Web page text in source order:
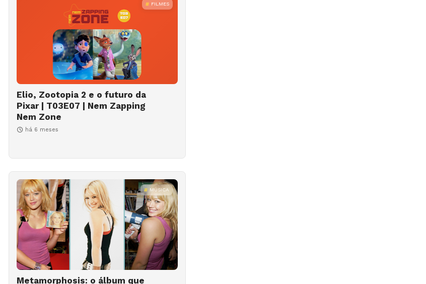
FILMES
Elio, Zootopia 2 e o futuro da
Pixar | T03E07 | Nem Zapping
Nem Zone
há 6 meses
MÚSICA
Metamorphosis: o álbum que